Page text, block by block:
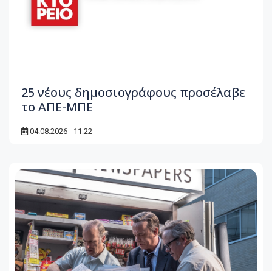
25 νέους δημοσιογράφους προσέλαβε
το ΑΠΕ-ΜΠΕ
04.08.2026 - 11:22